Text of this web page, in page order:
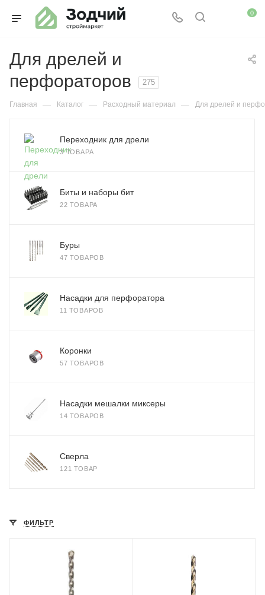
0
Для дрелей и
перфораторов
275
Главная — Каталог — Расходный материал — Для дрелей и
Переходник для дрели
3 ТОВАРА
Биты и наборы бит
22 ТОВАРА
Буры
47 ТОВАРОВ
Насадки для перфоратора
11 ТОВАРОВ
Коронки
57 ТОВАРОВ
Насадки мешалки миксеры
14 ТОВАРОВ
Сверла
121 ТОВАР
ФИЛЬТР